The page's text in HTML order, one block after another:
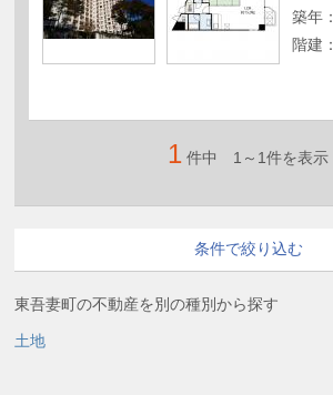
築年：
階建：
1 件中 1～1件を表示
条件で絞り込む
現在の検索条件
エリア
東吾妻町の不動産を別の種別から探す
土地